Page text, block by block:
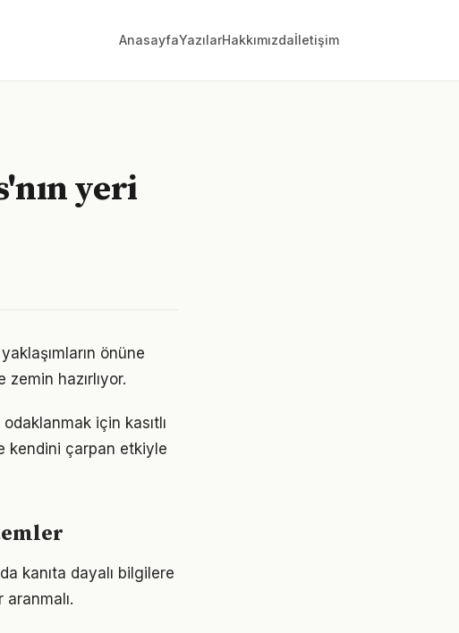
AnasayfaYazılarHakkımızdaİletişim
yeri
önüne
hazırlıyor.
için kasıtlı
kendini çarpan etkiyle
kanıta dayalı bilgilere
aranmalı.